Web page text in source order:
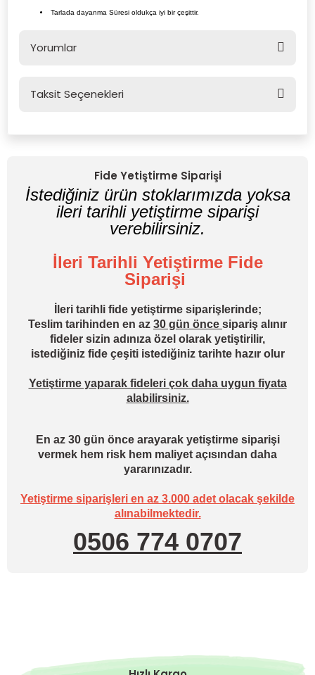
Tarlada dayanma Süresi oldukça iyi bir çeşittir.
Yorumlar
Taksit Seçenekleri
Fide Yetiştirme Siparişi
İstediğiniz ürün stoklarımızda yoksa
ileri tarihli yetiştirme siparişi
verebilirsiniz.
İleri Tarihli Yetiştirme Fide
Siparişi
İleri tarihli fide yetiştirme siparişlerinde;
Teslim tarihinden en az 30 gün önce sipariş alınır
fideler sizin adınıza özel olarak yetiştirilir,
istediğiniz fide çeşiti istediğiniz tarihte hazır olur
Yetiştirme yaparak fideleri çok daha uygun fiyata
alabilirsiniz.
En az 30 gün önce arayarak yetiştirme siparişi
vermek hem risk hem maliyet açısından daha
yararınızadır.
Yetiştirme siparişleri en az 3.000 adet olacak şekilde
alınabilmektedir.
0506 774 0707